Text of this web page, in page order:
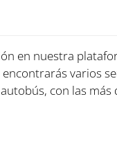
en nuestra
varios
con las más